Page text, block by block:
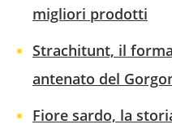
migliori prodotti
Strachitunt, il
antenato del
Fiore sardo, la